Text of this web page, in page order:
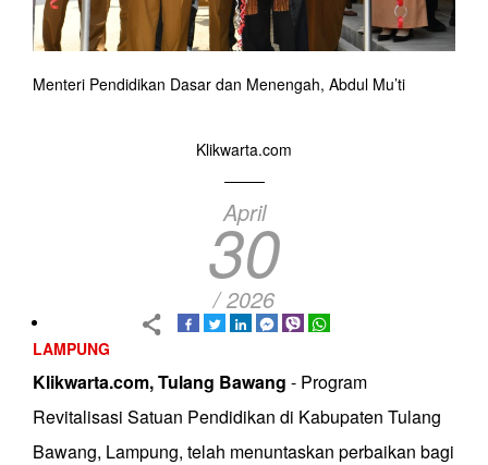
Menteri Pendidikan Dasar dan Menengah, Abdul Mu’ti
Klikwarta.com
April
30
/ 2026
LAMPUNG
Klikwarta.com, Tulang Bawang - Program
Revitalisasi Satuan Pendidikan di Kabupaten Tulang
Bawang, Lampung, telah menuntaskan perbaikan bagi